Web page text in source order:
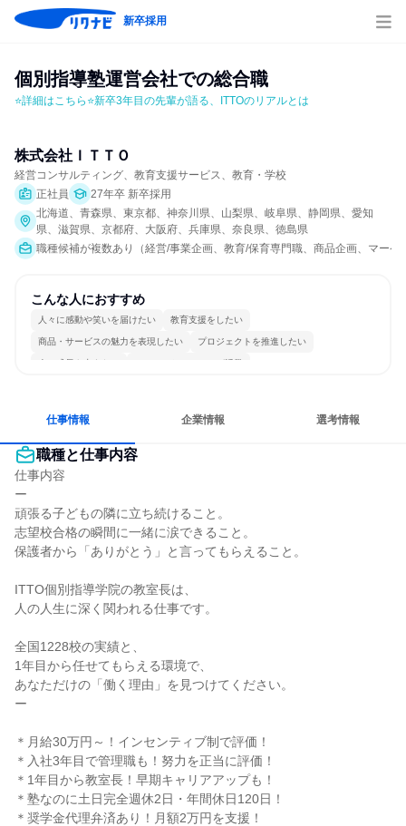
新卒採用
個別指導塾運営会社での総合職
⭐詳細はこちら⭐新卒3年目の先輩が語る、ITTOのリアルとは
株式会社ＩＴＴＯ
経営コンサルティング、教育支援サービス、教育・学校
正社員
27年卒 新卒採用
北海道、青森県、東京都、神奈川県、山梨県、岐阜県、静岡県、愛知
県、滋賀県、京都府、大阪府、兵庫県、奈良県、徳島県
職種候補が複数あり（経営/事業企画、教育/保育専門職、商品企画、マーケ
こんな人におすすめ
人々に感動や笑いを届けたい 教育支援をしたい
商品・サービスの魅力を表現したい プロジェクトを推進したい
人の成長を支えたい コミュニケーションが活発
仕事情報 企業情報 選考情報
職種と仕事内容
仕事内容
ー
頑張る子どもの隣に立ち続けること。
志望校合格の瞬間に一緒に涙できること。
保護者から「ありがとう」と言ってもらえること。
ITTO個別指導学院の教室長は、
人の人生に深く関われる仕事です。
全国1228校の実績と、
1年目から任せてもらえる環境で、
あなただけの「働く理由」を見つけてください。
ー
＊月給30万円～！インセンティブ制で評価！
＊入社3年目で管理職も！努力を正当に評価！
＊1年目から教室長！早期キャリアアップも！
＊塾なのに土日完全週休2日・年間休日120日！
＊奨学金代理弁済あり！月額2万円を支援！